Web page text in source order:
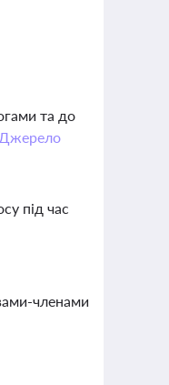
та до
Джерело
під час
членами